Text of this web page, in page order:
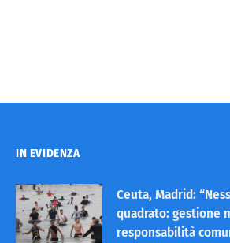
IN EVIDENZA
Ceuta, Madrid:
quadrato: gestione
responsabilità